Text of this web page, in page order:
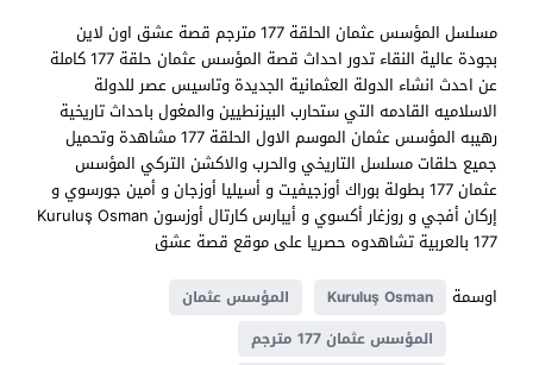
مسلسل المؤسس عثمان الحلقة 177 مترجم قصة عشق اون لاين
بجودة عالية النقاء تدور احداث قصة المؤسس عثمان حلقة 177 كاملة
عن احدث انشاء الدولة العثمانية الجديدة وتاسيس عصر للدولة
الاسلاميه القادمه التي ستحارب البيزنطيين والمغول باحداث تاريخية
رهيبه المؤسس عثمان الموسم الاول الحلقة 177 مشاهدة وتحميل
جميع حلقات مسلسل التاريخي والحرب والاكشن التركي المؤسس
عثمان 177 بطولة بوراك أوزجيفيت و أسيليا أوزجان و أمين جورسوي و
إركان أفجي و روزغار أكسوي و أيبارس كارتال أوزسون Kuruluş Osman
177 بالعربية تشاهدوه حصريا على موقع قصة عشق
اوسمة
Kuruluş Osman
المؤسس عثمان
المؤسس عثمان 177 مترجم